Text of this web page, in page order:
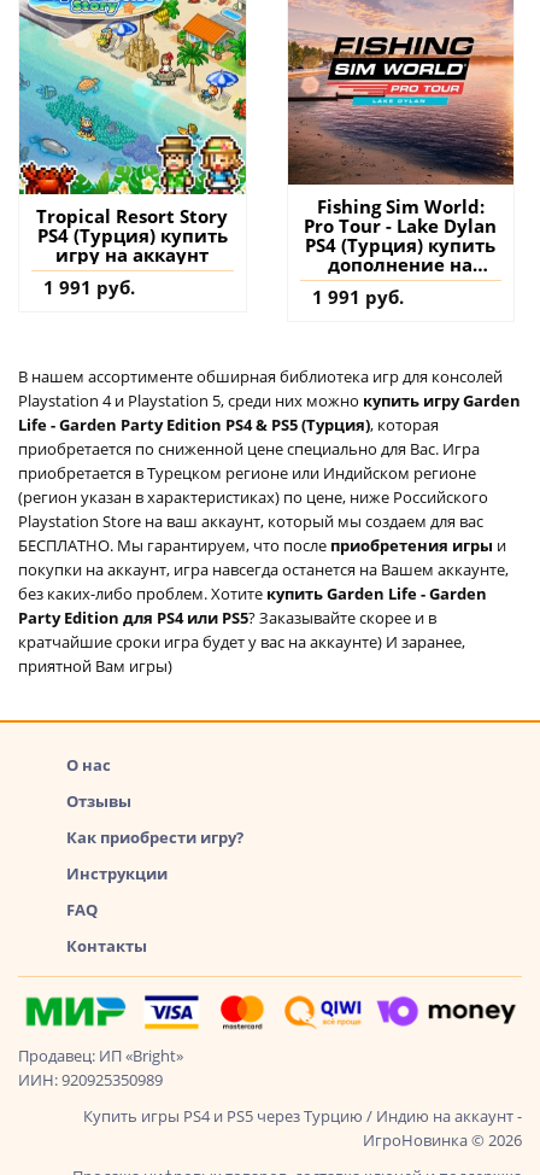
Tropical Resort Story
PS4 (Турция) купить
игру на аккаунт
1 991 руб.
Fishing Sim World:
Pro Tour - Lake Dylan
PS4 (Турция) купить
дополнение на
аккаунт
1 991 руб.
В нашем ассортименте обширная библиотека игр для консолей
Playstation 4 и Playstation 5, среди них можно купить игру Garden
Life - Garden Party Edition PS4 & PS5 (Турция), которая
приобретается по сниженной цене специально для Вас. Игра
приобретается в Турецком регионе или Индийском регионе
(регион указан в характеристиках) по цене, ниже Российского
Playstation Store на ваш аккаунт, который мы создаем для вас
БЕСПЛАТНО. Мы гарантируем, что после приобретения игры и
покупки на аккаунт, игра навсегда останется на Вашем аккаунте,
без каких-либо проблем. Хотите купить Garden Life - Garden
Party Edition для PS4 или PS5? Заказывайте скорее и в
кратчайшие сроки игра будет у вас на аккаунте) И заранее,
приятной Вам игры)
О нас
Отзывы
Как приобрести игру?
Инструкции
FAQ
Контакты
Продавец: ИП «Bright»
ИИН: 920925350989
Купить игры PS4 и PS5 через Турцию / Индию на аккаунт -
ИгроНовинка © 2026